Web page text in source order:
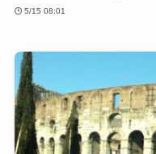
5/15 08:01